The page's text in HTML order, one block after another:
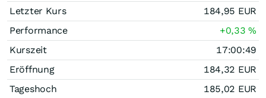
Letzter Kurs
184,95 EUR
Performance
+0,33%
Kurszeit
17:00:49
Eröffnung
184,32 EUR
Tageshoch
185,02 EUR